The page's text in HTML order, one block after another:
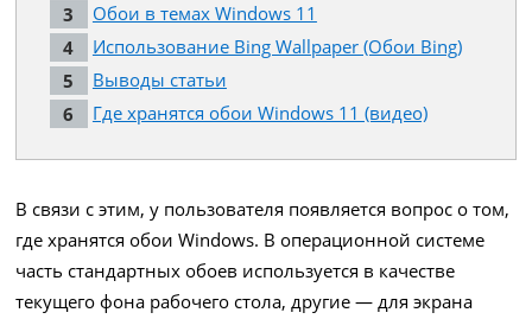
Обои в темах Windows 11
Использование Bing Wallpaper (Обои Bing)
Выводы статьи
Где хранятся обои Windows 11 (видео)
В связи с этим, у пользователя появляется вопрос о том,
где хранятся обои Windows. В операционной системе
часть стандартных обоев используется в качестве
текущего фона рабочего стола, другие — для экрана